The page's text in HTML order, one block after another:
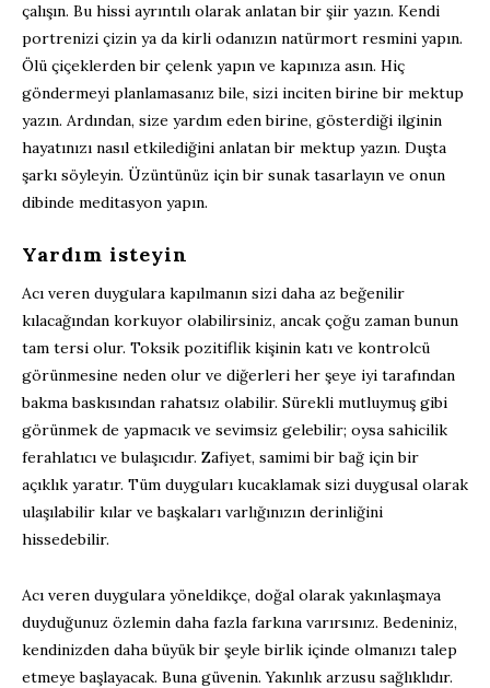
çalışın. Bu hissi ayrıntılı olarak anlatan bir şiir yazın. Kendi
portrenizi çizin ya da kirli odanızın natürmort resmini yapın.
Ölü çiçeklerden bir çelenk yapın ve kapınıza asın. Hiç
göndermeyi planlamasanız bile, sizi inciten birine bir mektup
yazın. Ardından, size yardım eden birine, gösterdiği ilginin
hayatınızı nasıl etkilediğini anlatan bir mektup yazın. Duşta
şarkı söyleyin. Üzüntünüz için bir sunak tasarlayın ve onun
dibinde meditasyon yapın.
Yardım isteyin
Acı veren duygulara kapılmanın sizi daha az beğenilir
kılacağından korkuyor olabilirsiniz, ancak çoğu zaman bunun
tam tersi olur. Toksik pozitiflik kişinin katı ve kontrolcü
görünmesine neden olur ve diğerleri her şeye iyi tarafından
bakma baskısından rahatsız olabilir. Sürekli mutluymuş gibi
görünmek de yapmacık ve sevimsiz gelebilir; oysa sahicilik
ferahlatıcı ve bulaşıcıdır. Zafiyet, samimi bir bağ için bir
açıklık yaratır. Tüm duyguları kucaklamak sizi duygusal olarak
ulaşılabilir kılar ve başkaları varlığınızın derinliğini
hissedebilir.
Acı veren duygulara yöneldikçe, doğal olarak yakınlaşmaya
duyduğunuz özlemin daha fazla farkına varırsınız. Bedeniniz,
kendinizden daha büyük bir şeyle birlik içinde olmanızı talep
etmeye başlayacak. Buna güvenin. Yakınlık arzusu sağlıklıdır.